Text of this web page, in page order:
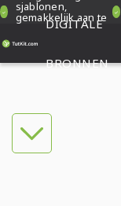
sjablonen,
gemakkelijk aan te
passenDIGITALE
BRONNEN